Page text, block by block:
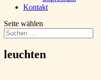
Kontakt
Seite wählen
leuchten